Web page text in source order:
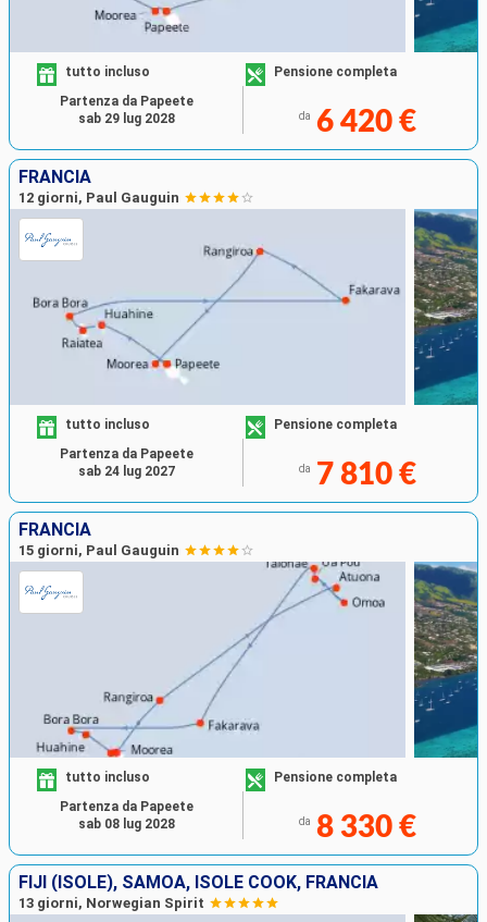
tutto incluso Pensione completa
da 6 420 €
Partenza da Papeete
sab 29 lug 2028
FRANCIA
12 giorni, Paul Gauguin
tutto incluso Pensione completa
da 7 810 €
Partenza da Papeete
sab 24 lug 2027
FRANCIA
15 giorni, Paul Gauguin
tutto incluso Pensione completa
da 8 330 €
Partenza da Papeete
sab 08 lug 2028
FIJI (ISOLE), SAMOA, ISOLE COOK, FRANCIA
13 giorni, Norwegian Spirit